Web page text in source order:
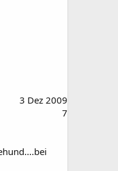
3 Dez 2009
7